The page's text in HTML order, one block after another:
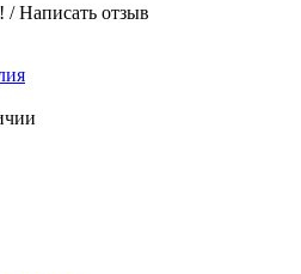
/Написать отзыв